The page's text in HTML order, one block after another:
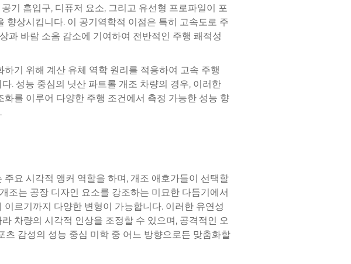
기 흡입구, 디퓨저 요소, 그리고 유선형 프로파일이 포
상시킵니다. 이 공기역학적 이점은 특히 고속도로 주
과 바람 소음 감소에 기여하여 전반적인 주행 쾌적성
기 위해 계산 유체 역학 원리를 적용하여 고속 주행
. 성능 중심의 닛산 파트롤 개조 차량의 경우, 이러한
를 이루어 다양한 주행 조건에서 측정 가능한 성능 향
요 시각적 앵커 역할을 하며, 개조 애호가들이 선택할
조는 공장 디자인 요소를 강조하는 미묘한 다듬기에서
르기까지 다양한 변형이 가능합니다. 이러한 유연성
차량의 시각적 인상을 조정할 수 있으며, 공격적인 오
감성의 성능 중심 미학 중 어느 방향으로든 맞춤화할